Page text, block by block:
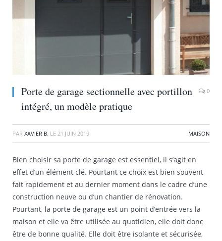
Porte de garage sectionnelle avec portillon
intégré, un modèle pratique
0
PAR XAVIER B. LE 21 JUIN 2019 MAISON
Bien choisir sa porte de garage est essentiel, il s’agit en
effet d’un élément clé. Pourtant ce choix est bien souvent
fait rapidement et au dernier moment dans le cadre d’une
construction neuve ou d’un chantier de rénovation.
Pourtant, la porte de garage est un point d’entrée vers la
maison et elle va être utilisée au quotidien, elle doit donc
être de bonne qualité. Elle doit être isolante et sécurisée,